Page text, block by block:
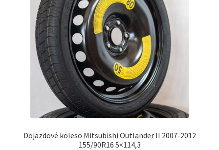
Dojazdové koleso Mitsubishi Outlander II 2007-2012
155/90R16 5×114,3